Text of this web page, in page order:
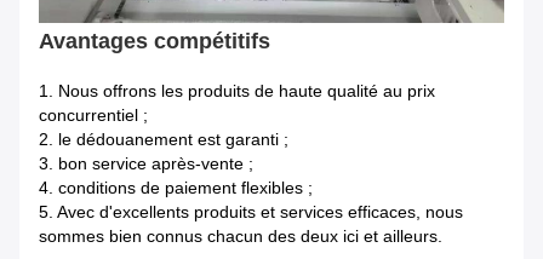
Avantages compétitifs
1. Nous offrons les produits de haute qualité au prix
concurrentiel ;
2. le dédouanement est garanti ;
3. bon service après-vente ;
4. conditions de paiement flexibles ;
5. Avec d'excellents produits et services efficaces, nous
sommes bien connus chacun des deux ici et ailleurs.